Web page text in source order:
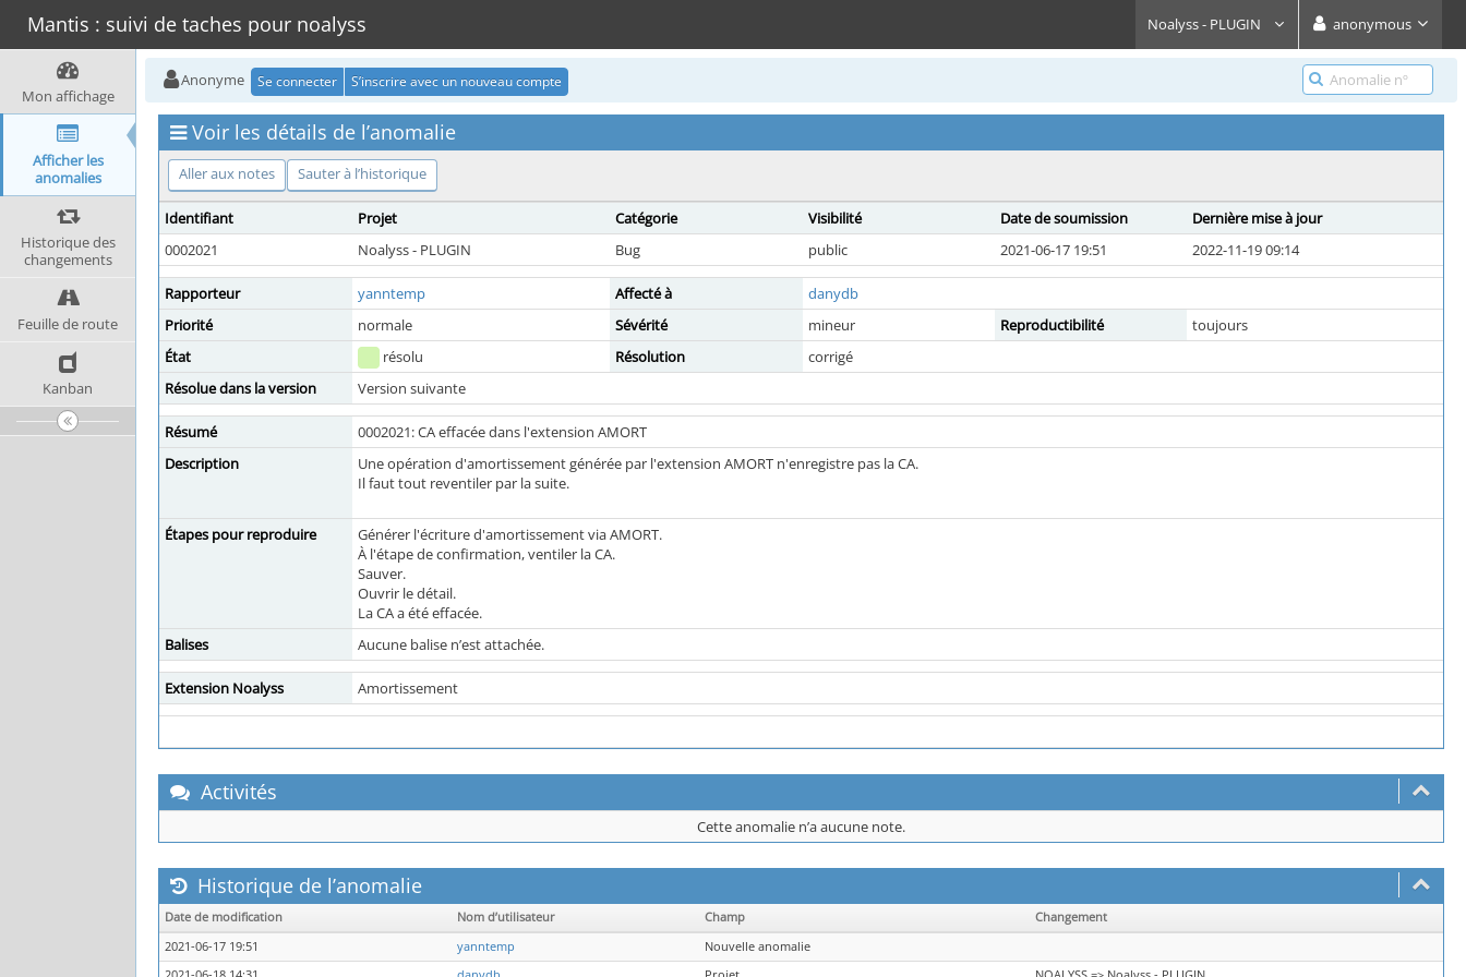
Mantis : suivi de taches pour noalyss Noalyss - PLUGIN anonymous
Mon affichage
Afficher les
anomalies
Historique des
changements
Feuille de route
Kanban
Anonyme Se connecter S’inscrire avec un nouveau compte
Voir les détails de l’anomalie
Aller aux notes Sauter à l’historique
Identifiant Projet Catégorie Visibilité Date de soumission
Dernière mise à jour
0002021
Noalyss - PLUGIN Bug public 2021-06-17 19:51 2022-11-19 09:14
Rapporteur yanntemp Affecté à
danydb
Priorité
normale Sévérité mineur Reproductibilité
toujours
État
résolu Résolution
corrigé
Résolue dans la version
Version suivante
Résumé
0002021: CA effacée dans l'extension AMORT
Description
Une opération d'amortissement générée par l'extension AMORT n'enregistre pas la CA.
Il faut tout reventiler par la suite.
Étapes pour reproduire
Générer l'écriture d'amortissement via AMORT.
À l'étape de confirmation, ventiler la CA.
Sauver.
Ouvrir le détail.
La CA a été effacée.
Balises
Aucune balise n’est attachée.
Extension Noalyss Amortissement
Activités
Cette anomalie n’a aucune note.
Historique de l’anomalie
Date de modification Nom d’utilisateur Champ
Changement
2021-06-17 19:51
yanntemp
Nouvelle anomalie